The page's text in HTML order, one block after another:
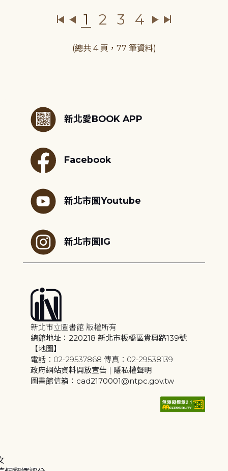
1 2 3 4
(總共 4 頁，77 筆資料)
新北愛BOOK APP
Facebook
新北市圖Youtube
新北市圖IG
新北市立圖書館 版權所有
總館地址：220218 新北市板橋區貴興路139號
【地圖】
電話：02-29537868 傳真：02-29538139
政府網站資料開放宣告 | 隱私權聲明
圖書館信箱：cad2170001@ntpc.gov.tw